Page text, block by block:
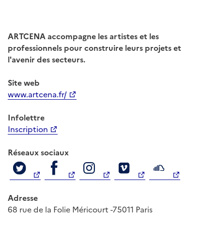
ARTCENA accompagne les artistes et les
professionnels pour construire leurs projets et
l'avenir des secteurs.
Site web
www.artcena.fr/
Infolettre
Inscription
Réseaux sociaux
Adresse
68 rue de la Folie Méricourt -75011 Paris